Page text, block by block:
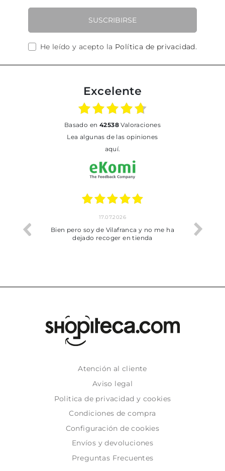
SUSCRIBIRSE
He leído y acepto la Política de privacidad.
Excelente
basado en 42538Valoraciones
Lea algunas de las opiniones
aquí.
trobat
17.07.2026
Bien pero soy de Vilafranca y no me ha
dejado recoger en tienda
Atención al cliente
Aviso legal
Politica de privacidad y cookies
Condiciones de compra
Configuración de cookies
Envíos y devoluciones
Preguntas Frecuentes